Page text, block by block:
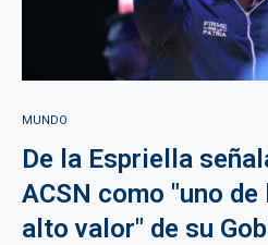
MUNDO
De la Espriella
ACSN como "uno
alto valor" de su